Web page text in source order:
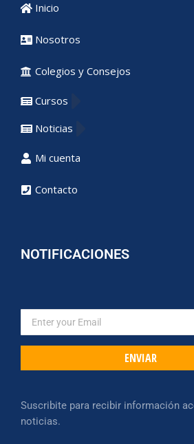
Inicio
Nosotros
Colegios y Consejos
Cursos
Noticias
Mi cuenta
Contacto
NOTIFICACIONES
ENVIAR
Suscribite para recibir información
noticias.